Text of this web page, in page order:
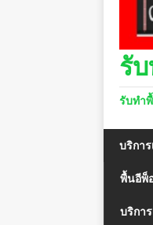
รั
รับทำ
บริกา
พื้นอีพ็
บริกา